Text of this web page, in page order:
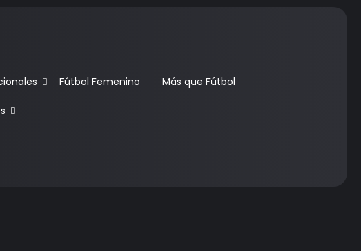
Fútbol Femenino Más que Fútbol